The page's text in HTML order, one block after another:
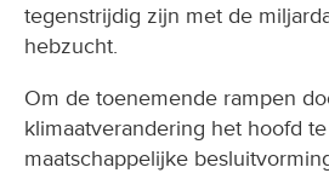
tegenstrijdig zijn met de
hebzucht.
Om de toenemende rampen
klimaatverandering het hoofd
maatschappelijke